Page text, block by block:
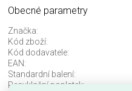
Obecné parametry
Značka:
Kód zboží:
Kód dodavatele:
EAN:
Standardní balení:
Recyklační poplatek: